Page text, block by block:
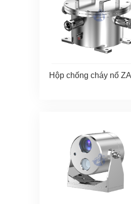
Hộp chống cháy nổ